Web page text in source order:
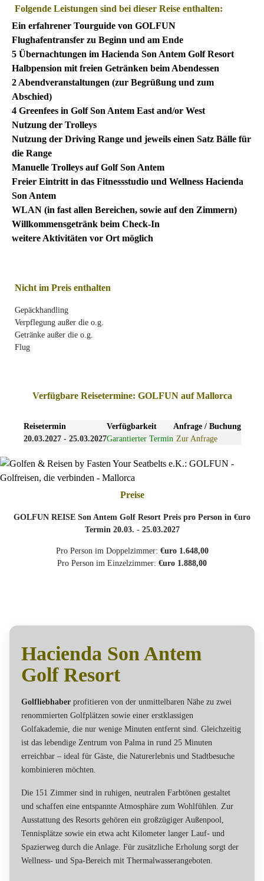
Folgende Leistungen sind bei dieser Reise enthalten:
Ein erfahrener Tourguide von GOLFUN
Flughafentransfer zu Beginn und am Ende
5 Übernachtungen im Hacienda Son Antem Golf Resort
Halbpension mit freien Getränken beim Abendessen
2 Abendveranstaltungen (zur Begrüßung und zum
Abschied)
4 Greenfees in Golf Son Antem East and/or West
Nutzung der Trolleys
Nutzung der Driving Range und jeweils einen Satz Bälle für
die Range
Manuelle Trolleys auf Golf Son Antem
Freier Eintritt in das Fitnessstudio und Wellness Hacienda
Son Antem
WLAN (in fast allen Bereichen, sowie auf den Zimmern)
Willkommensgetränk beim Check-In
weitere Aktivitäten vor Ort möglich
Nicht im Preis enthalten
Gepäckhandling
Verpflegung außer die o.g.
Getränke außer die o.g.
Flug
Verfügbare Reisetermine: GOLFUN auf Mallorca
Reisetermin Verfügbarkeit
Anfrage / Buchung
20.03.2027 - 25.03.2027Garantierter Termin Zur Anfrage
Preise
GOLFUN REISE Son Antem Golf Resort Preis pro Person in €uro
Termin 20.03. - 25.03.2027
Pro Person im Doppelzimmer: €uro 1.648,00
Pro Person im Einzelzimmer: €uro 1.888,00
Hacienda Son Antem
Golf Resort
Golfliebhaber profitieren von der unmittelbaren Nähe zu zwei
renommierten Golfplätzen sowie einer erstklassigen
Golfakademie, die nur wenige Minuten entfernt sind. Gleichzeitig
ist das lebendige Zentrum von Palma in rund 25 Minuten
erreichbar – ideal für Gäste, die Naturerlebnis und Stadtbesuche
kombinieren möchten.
Die 151 Zimmer sind in ruhigen, neutralen Farbtönen gestaltet
und schaffen eine entspannte Atmosphäre zum Wohlfühlen. Zur
Ausstattung des Resorts gehören ein großzügiger Außenpool,
Tennisplätze sowie ein etwa acht Kilometer langer Lauf- und
Spazierweg durch die Anlage. Für zusätzliche Erholung sorgt der
Wellness- und Spa-Bereich mit Thermalwasserangeboten.